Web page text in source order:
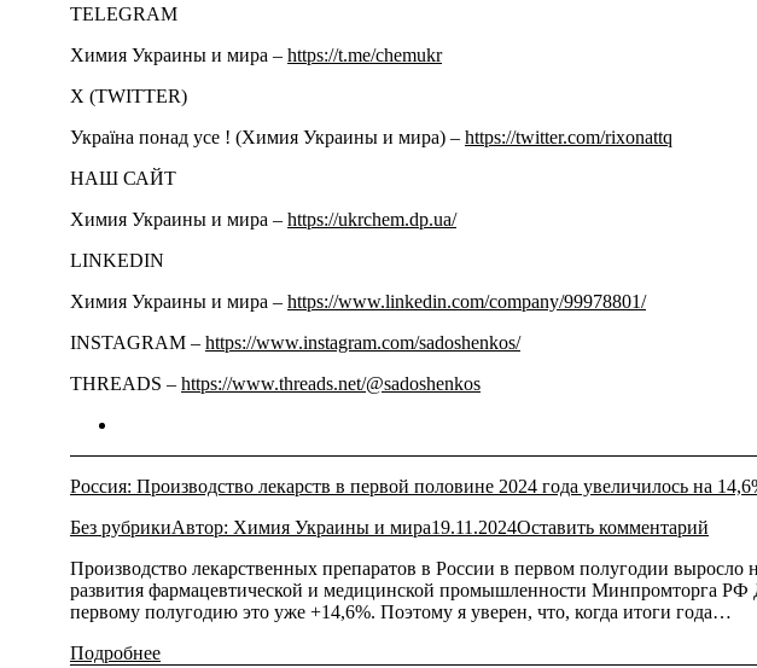
TELEGRAM
Химия Украины и мира – https://t.me/chemukr
Х (TWITTER)
Україна понад усе ! (Химия Украины и мира) – https://twitter.com/rixonattq
НАШ САЙТ
Химия Украины и мира – https://ukrchem.dp.ua/
LINKEDIN
Химия Украины и мира – https://www.linkedin.com/company/99978801/
INSTAGRAM – https://www.instagram.com/sadoshenkos/
THREADS – https://www.threads.net/@sadoshenkos
Россия: Производство лекарств в первой половине 2024 года увеличилось на
Без рубрикиАвтор: Химия Украины и мира19.11.2024Оставить комментарий
Производство лекарственных препаратов в России в первом полугодии
развития фармацевтической и медицинской промышленности Минпромторга
первому полугодию это уже +14,6%. Поэтому я уверен, что, когда итоги года…
Подробнее